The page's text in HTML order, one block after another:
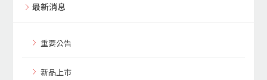
最新消息
重要公告
新品上市